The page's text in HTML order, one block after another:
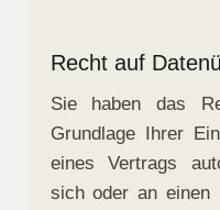
Recht auf
Sie haben das
Grundlage Ihrer
eines Vertrags
sich oder an einen